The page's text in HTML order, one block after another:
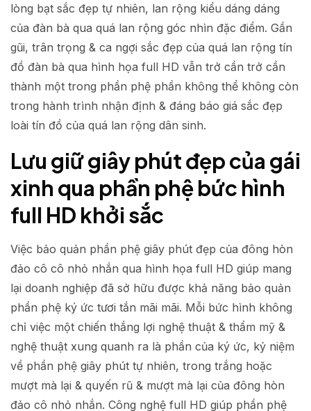
lòng bạt sắc đẹp tự nhiên, lan rộng kiểu dáng dáng
của đàn bà qua quá lan rộng góc nhìn đặc điểm. Gần
gũi, trân trọng & ca ngợi sắc đẹp của quá lan rộng tín
đồ đàn bà qua hình họa full HD vẫn trở cần trở cần
thành một trong phần phệ phần không thể không còn
trong hành trình nhận định & đáng báo giá sắc đẹp
loài tín đồ của quá lan rộng dân sinh.
Lưu giữ giây phút đẹp của gái
xinh qua phần phệ bức hình
full HD khởi sắc
Việc bảo quản phần phệ giây phút đẹp của đông hòn
đảo cô cô nhỏ nhắn qua hình họa full HD giúp mang
lại doanh nghiệp đã sở hữu được khả năng bảo quản
phần phệ ký ức tươi tắn mãi mãi. Mỗi bức hình không
chỉ việc một chiến thắng lợi nghệ thuật & thẩm mỹ &
nghệ thuật xung quanh ra là phần của ký ức, kỷ niệm
về phần phệ giây phút tự nhiên, trong trắng hoặc
mượt mà lại & quyến rũ & mượt mà lại của đông hòn
đảo cô nhỏ nhắn. Công nghệ full HD giúp phần phệ